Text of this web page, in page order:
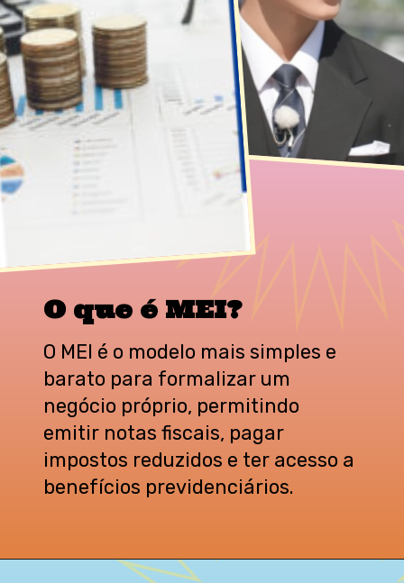
O que é MEI?
O MEI é o modelo mais simples e
barato para formalizar um
negócio próprio, permitindo
emitir notas fiscais, pagar
impostos reduzidos e ter acesso a
benefícios previdenciários.